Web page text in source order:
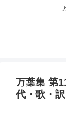
万葉集 第
代・歌・訳